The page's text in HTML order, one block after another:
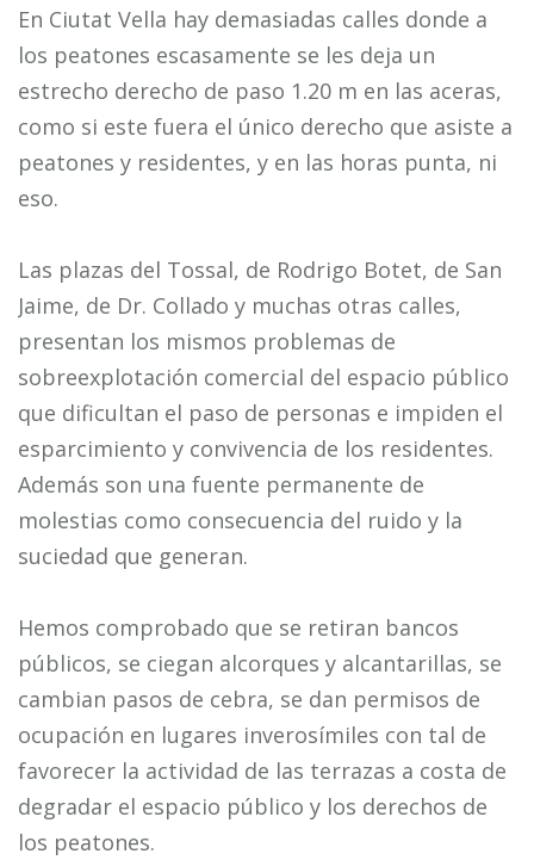
En Ciutat Vella hay demasiadas calles donde a
los peatones escasamente se les deja un
estrecho derecho de paso 1.20 m en las aceras,
como si este fuera el único derecho que asiste a
peatones y residentes, y en las horas punta, ni
eso.
Las plazas del Tossal, de Rodrigo Botet, de San
Jaime, de Dr. Collado y muchas otras calles,
presentan los mismos problemas de
sobreexplotación comercial del espacio público
que dificultan el paso de personas e impiden el
esparcimiento y convivencia de los residentes.
Además son una fuente permanente de
molestias como consecuencia del ruido y la
suciedad que generan.
Hemos comprobado que se retiran bancos
públicos, se ciegan alcorques y alcantarillas, se
cambian pasos de cebra, se dan permisos de
ocupación en lugares inverosímiles con tal de
favorecer la actividad de las terrazas a costa de
degradar el espacio público y los derechos de
los peatones.